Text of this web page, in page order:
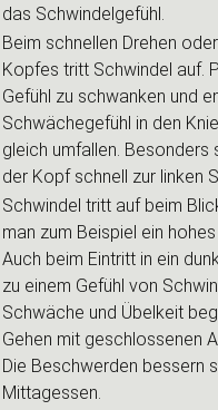
das Schwindelgefühl.
Beim schnellen Drehen
Kopfes tritt Schwindel auf.
Gefühl zu schwanken und
Schwächegefühl in den
gleich umfallen. Besonders
der Kopf schnell zur linken
Schwindel tritt auf beim
man zum Beispiel ein
Auch beim Eintritt in ein
zu einem Gefühl von
Schwäche und Übelkeit
Gehen mit geschlossenen
Die Beschwerden bessern
Mittagessen.